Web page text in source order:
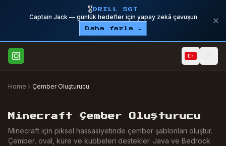
🎖️ DRILL SGT
Captain Jack — günlük hedefler için yapay zekâ çavuşun
Daha fazla →
Home Çember Oluşturucu
Minecraft Çember Oluşturucu
Minecraft için piksel hassasiyetinde çember şablonları oluştur.
Çember, oval, küre ve kubbeleri destekler. Java ve Bedrock